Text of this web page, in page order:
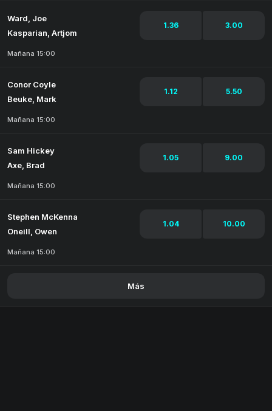
Ward, Joe
Kasparian, Artjom
1.36 3.00
Mañana 15:00
Conor Coyle
Beuke, Mark
1.12 5.50
Mañana 15:00
Sam Hickey
Axe, Brad
1.05 9.00
Mañana 15:00
Stephen McKenna
Oneill, Owen
1.04 10.00
Mañana 15:00
Más